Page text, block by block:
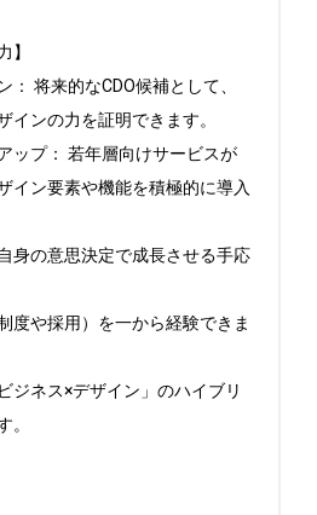
】
： 将来的なCDO候補として、
インの力を証明できます。
ップ： 若年層向けサービスが
イン要素や機能を積極的に導入
身の意思決定で成長させる手応
度や採用）を一から経験できま
ジネス×デザイン」のハイブリ
。